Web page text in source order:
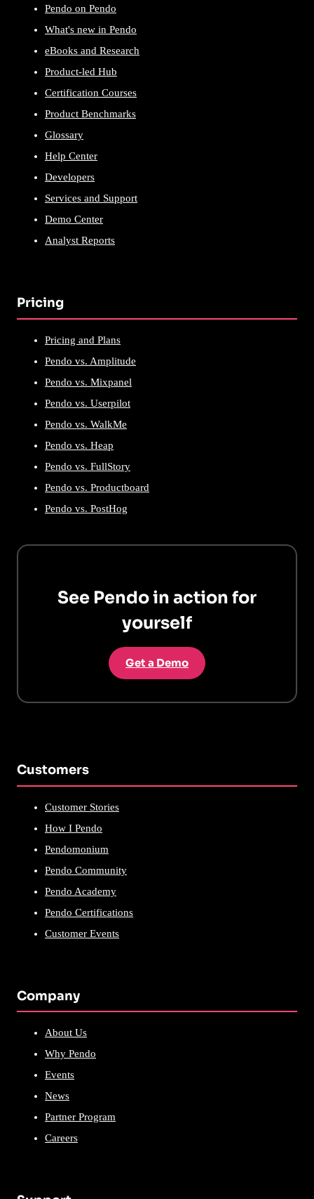
Pendo on Pendo
What's new in Pendo
eBooks and Research
Product-led Hub
Certification Courses
Product Benchmarks
Glossary
Help Center
Developers
Services and Support
Demo Center
Analyst Reports
Pricing
Pricing and Plans
Pendo vs. Amplitude
Pendo vs. Mixpanel
Pendo vs. Userpilot
Pendo vs. WalkMe
Pendo vs. Heap
Pendo vs. FullStory
Pendo vs. Productboard
Pendo vs. PostHog
See Pendo in action for
yourself
Get a Demo
Customers
Customer Stories
How I Pendo
Pendomonium
Pendo Community
Pendo Academy
Pendo Certifications
Customer Events
Company
About Us
Why Pendo
Events
News
Partner Program
Careers